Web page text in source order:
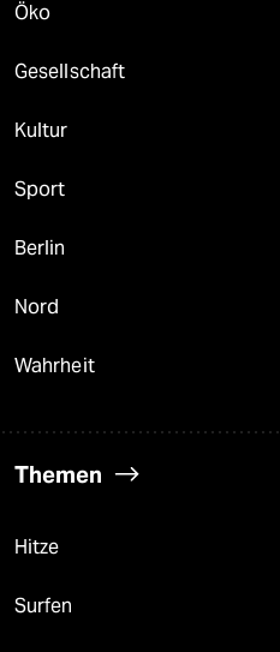
Öko
Gesellschaft
Kultur
Sport
Berlin
Nord
Wahrheit
Themen
Hitze
Surfen